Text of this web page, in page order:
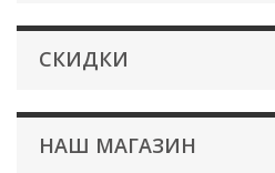
СКИДКИ
НАШ МАГАЗИН